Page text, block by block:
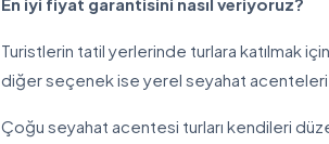
Turistlerin tatil yerlerinde turlara katılmak
diğer seçenek ise yerel seyahat acenteleri
Çoğu seyahat acentesi turları kendileri